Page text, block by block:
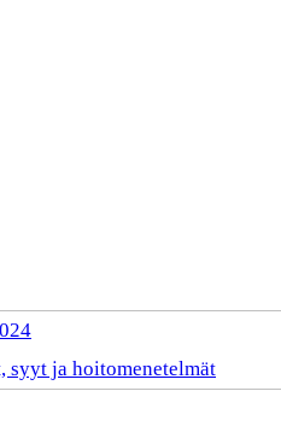
syyt ja hoitomenetelmät